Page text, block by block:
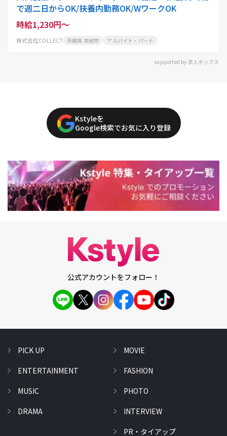
で週二日からOK/扶養内勤務OK/WワークOK
時給1,230円～
株式会社COLLECT 茨城県 常総市 アルバイト・パート
supported by 求人ボックス
Kstyleを
Google検索でお気に入り登録
公式アカウントをフォロー！
PICK UP
ENTERTAINMENT
MUSIC
DRAMA
MOVIE
FASHION
PHOTO
INTERVIEW
PR・タイアップ